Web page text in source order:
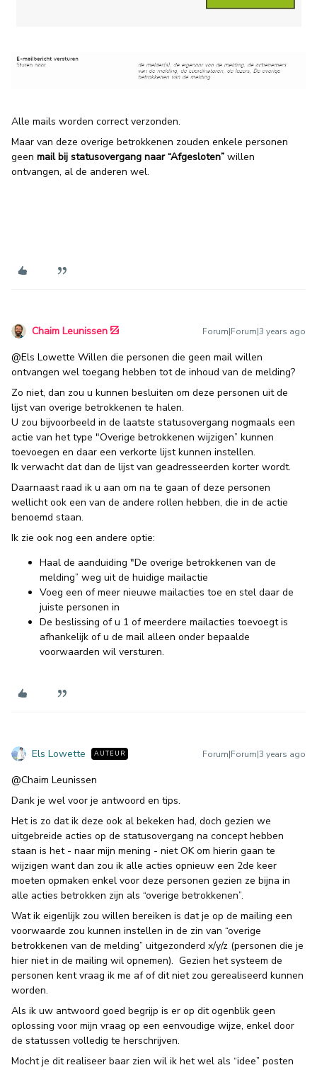
Alle mails worden correct verzonden.
Maar van deze overige betrokkenen zouden enkele personen
geen mail bij statusovergang naar “Afgesloten” willen
ontvangen, al de anderen wel.
Chaim Leunissen Forum|Forum|3 years ago
@Els Lowette Willen die personen die geen mail willen
ontvangen wel toegang hebben tot de inhoud van de melding?
Zo niet, dan zou u kunnen besluiten om deze personen uit de
lijst van overige betrokkenen te halen.
U zou bijvoorbeeld in de laatste statusovergang nogmaals een
actie van het type "Overige betrokkenen wijzigen” kunnen
toevoegen en daar een verkorte lijst kunnen instellen.
Ik verwacht dat dan de lijst van geadresseerden korter wordt.
Daarnaast raad ik u aan om na te gaan of deze personen
wellicht ook een van de andere rollen hebben, die in de actie
benoemd staan.
Ik zie ook nog een andere optie:
Haal de aanduiding "De overige betrokkenen van de
melding” weg uit de huidige mailactie
Voeg een of meer nieuwe mailacties toe en stel daar de
juiste personen in
De beslissing of u 1 of meerdere mailacties toevoegt is
afhankelijk of u de mail alleen onder bepaalde
voorwaarden wil versturen.
Els Lowette AUTEUR Forum|Forum|3 years ago
@Chaim Leunissen
Dank je wel voor je antwoord en tips.
Het is zo dat ik deze ook al bekeken had, doch gezien we
uitgebreide acties op de statusovergang na concept hebben
staan is het - naar mijn mening - niet OK om hierin gaan te
wijzigen want dan zou ik alle acties opnieuw een 2de keer
moeten opmaken enkel voor deze personen gezien ze bijna in
alle acties betrokken zijn als “overige betrokkenen”.
Wat ik eigenlijk zou willen bereiken is dat je op de mailing een
voorwaarde zou kunnen instellen in de zin van “overige
betrokkenen van de melding” uitgezonderd x/y/z (personen die je
hier niet in de mailing wil opnemen). Gezien het systeem de
personen kent vraag ik me af of dit niet zou gerealiseerd kunnen
worden.
Als ik uw antwoord goed begrijp is er op dit ogenblik geen
oplossing voor mijn vraag op een eenvoudige wijze, enkel door
de statussen volledig te herschrijven.
Mocht je dit realiseer baar zien wil ik het wel als “idee” posten